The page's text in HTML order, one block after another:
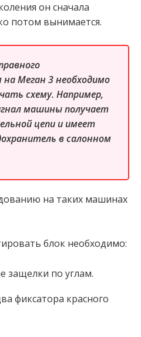
он сначала
потом вынимается.
на Меган 3 необходимо
схему. Например,
машины получает
цепи и имеет
в салонном
на таких машинах
блок необходимо:
защелки по углам.
фиксатора красного